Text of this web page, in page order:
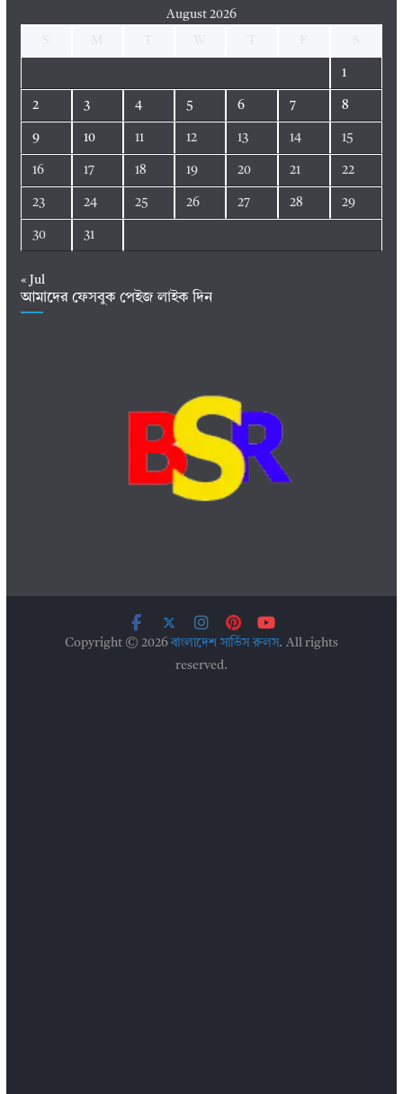
August 2026
1
2 3 4 5 6 7 8
9 10 11 12 13 14 15
16 17 18 19 20 21 22
23 24 25 26 27 28 29
30 31
« Jul
আমাদের ফেসবুক পেইজ লাইক দিন
Copyright © 2026বাংলাদেশ সার্ভিস রুলস. All rights
reserved.